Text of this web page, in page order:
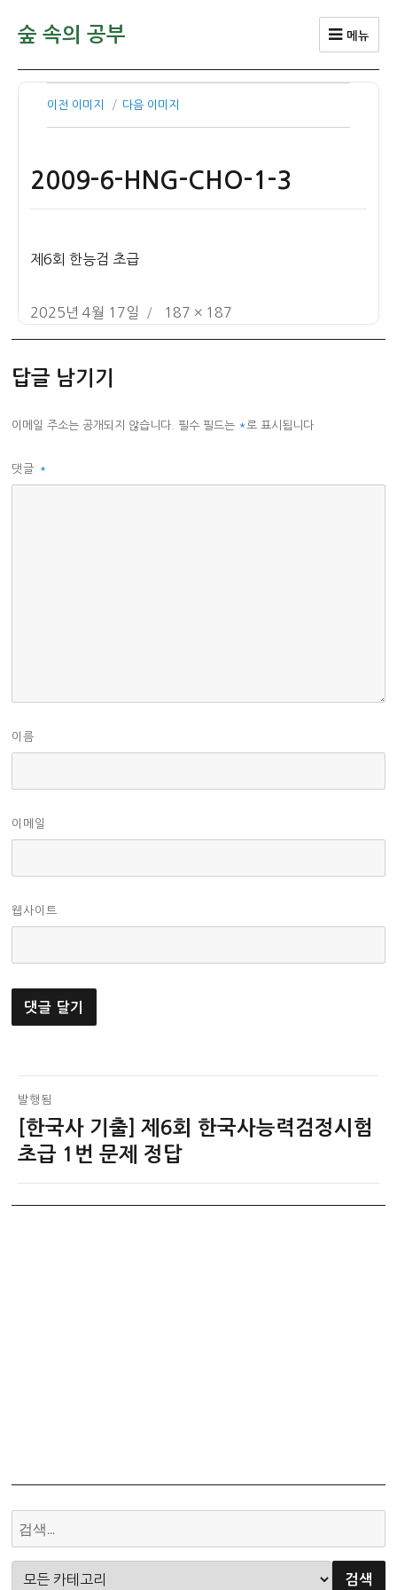
숲 속의 공부 메뉴
이전 이미지 다음 이미지
2009-6-HNG-CHO-1-3
제6회 한능검 초급
작
자
2025년 4월 17일
전
187 × 187
답글 남기기
이메일 주소는 공개되지 않습니다. 필수 필드는 *로 표시됩니다
댓글 *
이름
이메일
웹사이트
글
탐
발행됨
[한국사 기출] 제6회 한국사능력검정시험
초급 1번 문제 정답